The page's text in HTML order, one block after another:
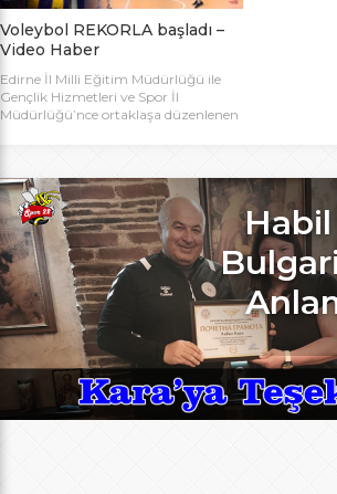
Voleybol REKORLA başladı –
Video Haber
Edirne İl Milli Eğitim Müdürlüğü ile
Gençlik Hizmetleri ve Spor İl
Müdürlüğü’nce ortaklaşa düzenlenen
rekoru kırıldı. REKOR KATILIMA
REKORLU AÇILIŞ Edirne Okullar
Arası Genç Kızlar A Kategorisi
Voleybol İl Şampiyonluğu maçlarına
bu yıl 8 grupta toplam […]
Habil